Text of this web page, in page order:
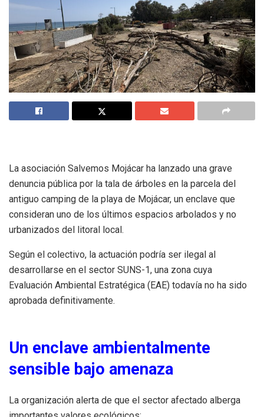
La asociación Salvemos Mojácar ha lanzado una grave
denuncia pública por la tala de árboles en la parcela del
antiguo camping de la playa de Mojácar, un enclave que
consideran uno de los últimos espacios arbolados y no
urbanizados del litoral local.
Según el colectivo, la actuación podría ser ilegal al
desarrollarse en el sector SUNS-1, una zona cuya
Evaluación Ambiental Estratégica (EAE) todavía no ha sido
aprobada definitivamente.
Un enclave ambientalmente
sensible bajo amenaza
La organización alerta de que el sector afectado alberga